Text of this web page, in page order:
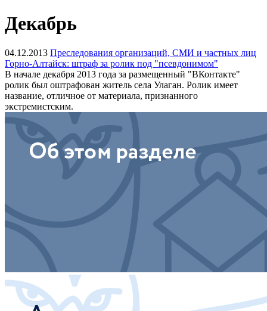
Декабрь
04.12.2013 Преследования организаций, СМИ и частных лиц
Горно-Алтайск: штраф за ролик под "псевдонимом"
В начале декабря 2013 года за размещенный "ВКонтакте"
ролик был оштрафован житель села Улаган. Ролик имеет
название, отличное от материала, признанного
экстремистским.